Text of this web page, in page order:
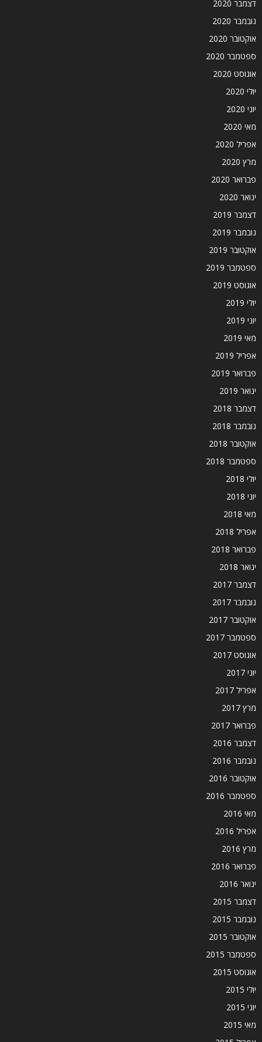
דצמבר 2020
נובמבר 2020
אוקטובר 2020
ספטמבר 2020
אוגוסט 2020
יולי 2020
יוני 2020
מאי 2020
אפריל 2020
מרץ 2020
פברואר 2020
ינואר 2020
דצמבר 2019
נובמבר 2019
אוקטובר 2019
ספטמבר 2019
אוגוסט 2019
יולי 2019
יוני 2019
מאי 2019
אפריל 2019
פברואר 2019
ינואר 2019
דצמבר 2018
נובמבר 2018
אוקטובר 2018
ספטמבר 2018
יולי 2018
יוני 2018
מאי 2018
אפריל 2018
פברואר 2018
ינואר 2018
דצמבר 2017
נובמבר 2017
אוקטובר 2017
ספטמבר 2017
אוגוסט 2017
יוני 2017
אפריל 2017
מרץ 2017
פברואר 2017
דצמבר 2016
נובמבר 2016
אוקטובר 2016
ספטמבר 2016
מאי 2016
אפריל 2016
מרץ 2016
פברואר 2016
ינואר 2016
דצמבר 2015
נובמבר 2015
אוקטובר 2015
ספטמבר 2015
אוגוסט 2015
יולי 2015
יוני 2015
מאי 2015